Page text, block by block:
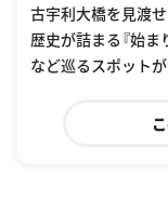
古宇利大橋を見渡せ
歴史が詰まる『始ま
など巡るスポットが